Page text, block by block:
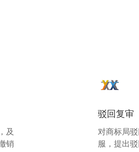
及
销
驳回复审
对商标局
服，提出